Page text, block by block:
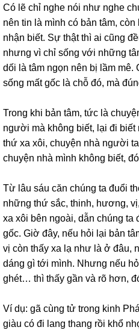
Có lẽ chỉ nghe nói như nghe
nên tin là mình có bản tâm,
nhận biết. Sự thật thì ai cũng
nhưng vì chỉ sống với những
dối là tâm ngọn nên bị lầm mê.
sống mất gốc là chỗ đó, mà
Trong khi bản tâm, tức là
người mà không biết, lại đi
thứ xa xôi, chuyện nhà người
chuyện nhà mình không biết,
Từ lâu sáu căn chúng ta đuổi
những thứ sắc, thinh, hương,
xa xôi bên ngoài, dẫn chúng ta
gốc. Giờ đây, nếu hỏi lại bản
vị còn thấy xa lạ như là ở đâu,
dáng gì tới mình. Nhưng nếu
ghét… thì thấy gần và rõ hơn,
Ví dụ: gã cùng tử trong kinh
giàu có đi lang thang rồi khổ